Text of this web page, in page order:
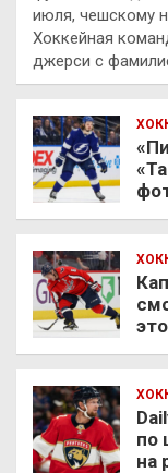
июля, чешскому
Хоккейная
джерси с
по
на